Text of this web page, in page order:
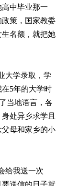
中毕业那一
策，国家教委
名额，就把她
大学录取，学
5年的大学时
当地语言，各
处异乡求学且
母和家乡的小
给我送一次
送信的日子就